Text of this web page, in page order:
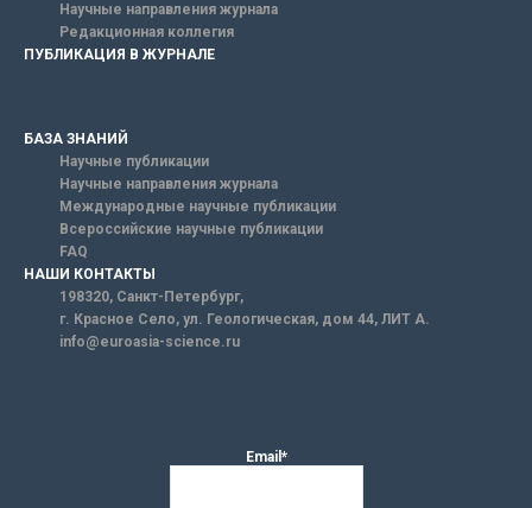
Научные направления журнала
Редакционная коллегия
ПУБЛИКАЦИЯ В ЖУРНАЛЕ
БАЗА ЗНАНИЙ
Научные публикации
Научные направления журнала
Международные научные публикации
Всероссийские научные публикации
FAQ
НАШИ КОНТАКТЫ
198320, Санкт-Петербург,
г. Красное Село, ул. Геологическая, дом 44, ЛИТ А.
info@euroasia-science.ru
Email*